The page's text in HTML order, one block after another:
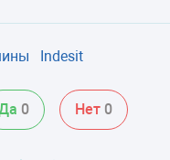
Indesit
0 Нет 0